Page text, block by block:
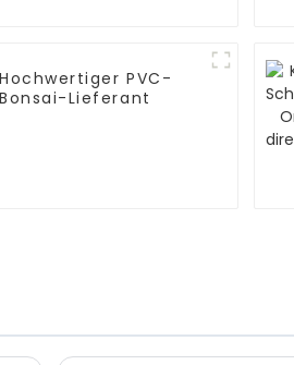
Hochwertiger PVC-
Bonsai-Lieferant